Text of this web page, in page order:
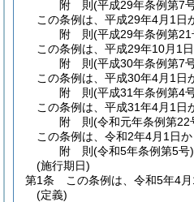
附 則(平成29年条例第7
この条例は、平成29年4月1日
附 則(平成29年条例第21
この条例は、平成29年10月1日
附 則(平成30年条例第7
この条例は、平成30年4月1日
附 則(平成31年条例第4
この条例は、平成31年4月1日
附 則(令和元年条例第22
この条例は、令和2年4月1日か
附 則(令和5年条例第5号)
(施行期日)
第1条
この条例は、令和5年4月
(定義)